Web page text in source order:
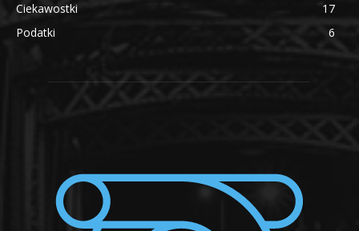
Ciekawostki
17
Podatki
6